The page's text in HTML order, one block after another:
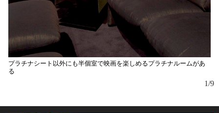
プラチナシート以外にも半個室で映画を楽しめるプラチナルームがあ
る
1/9